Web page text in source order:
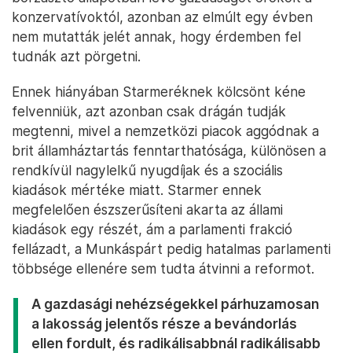
konzervatívoktól, azonban az elmúlt egy évben
nem mutatták jelét annak, hogy érdemben fel
tudnák azt pörgetni.
Ennek hiányában Starmeréknek kölcsönt kéne
felvenniük, azt azonban csak drágán tudják
megtenni, mivel a nemzetközi piacok aggódnak a
brit államháztartás fenntarthatósága, különösen a
rendkívül nagylelkű nyugdíjak és a szociális
kiadások mértéke miatt. Starmer ennek
megfelelően észszerűsíteni akarta az állami
kiadások egy részét, ám a parlamenti frakció
fellázadt, a Munkáspárt pedig hatalmas parlamenti
többsége ellenére sem tudta átvinni a reformot.
A gazdasági nehézségekkel párhuzamosan
a lakosság jelentős része a bevándorlás
ellen fordult, és radikálisabbnál radikálisabb